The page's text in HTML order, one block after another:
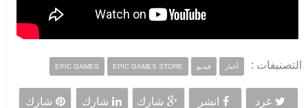
التصنيفات : أخبار فيديو EPIC GAMES EPIC GAMES STORE
غرد انشر شارك شارك شارك